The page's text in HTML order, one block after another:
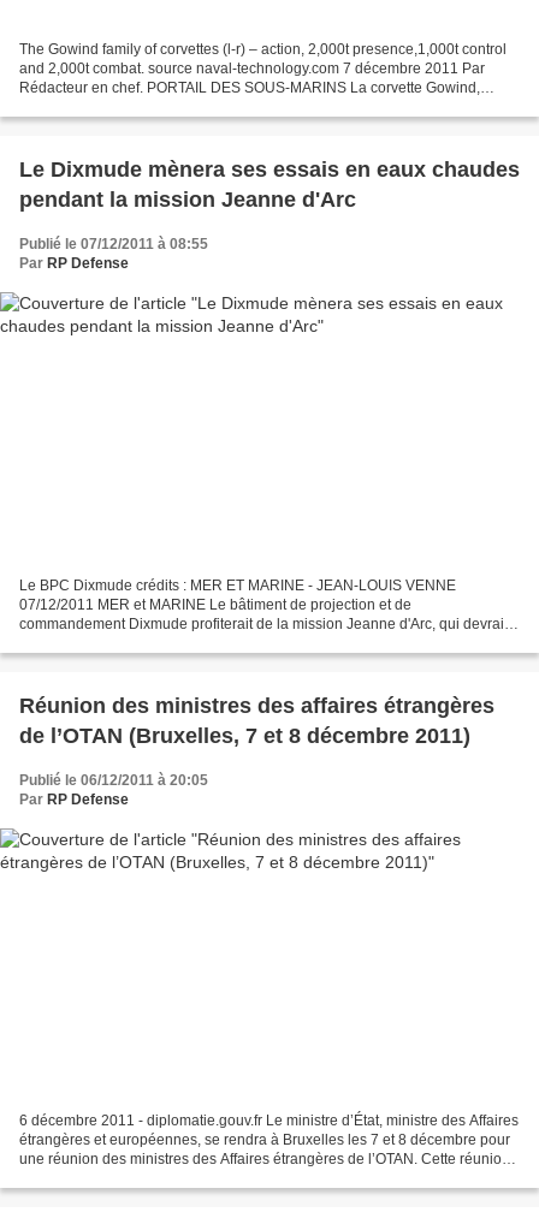
The Gowind family of corvettes (l-r) – action, 2,000t presence,1,000t control
and 2,000t combat. source naval-technology.com 7 décembre 2011 Par
Rédacteur en chef. PORTAIL DES SOUS-MARINS La corvette Gowind,
Le Dixmude mènera ses essais en eaux chaudes
pendant la mission Jeanne d'Arc
Publié le 07/12/2011 à 08:55
Par RP Defense
Le BPC Dixmude crédits : MER ET MARINE - JEAN-LOUIS VENNE
07/12/2011 MER et MARINE Le bâtiment de projection et de
commandement Dixmude profiterait de la mission Jeanne d'Arc, qui devrait
Réunion des ministres des affaires étrangères
de l’OTAN (Bruxelles, 7 et 8 décembre 2011)
Publié le 06/12/2011 à 20:05
Par RP Defense
6 décembre 2011 - diplomatie.gouv.fr Le ministre d’État, ministre des Affaires
étrangères et européennes, se rendra à Bruxelles les 7 et 8 décembre pour
une réunion des ministres des Affaires étrangères de l’OTAN. Cette réunion